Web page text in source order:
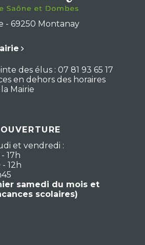
- 69250 Montanay
des élus : 07 81 93 65 17
en dehors des horaires
Mairie
et vendredi :
17h
12h
samedi du mois et
scolaires)